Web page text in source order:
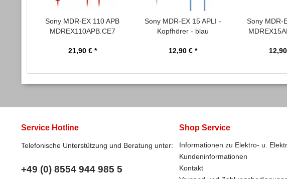
Sony MDR-EX 110 APB
MDREX110APB.CE7
21,90 € *
Sony MDR-EX 15 APLI -
Kopfhörer - blau
12,90 € *
Sony MDR-
Service Hotline
Telefonische Unterstützung und Beratung unter:
+49 (0) 8554 944 985 5
Shop Service
Informationen zu Elektro- u.
Kundeninformationen
Kontakt